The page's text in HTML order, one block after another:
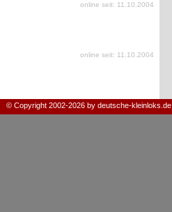
online seit: 11.10.2004
online seit: 11.10.2004
© Copyright 2002-2026 by deutsche-kleinloks.de